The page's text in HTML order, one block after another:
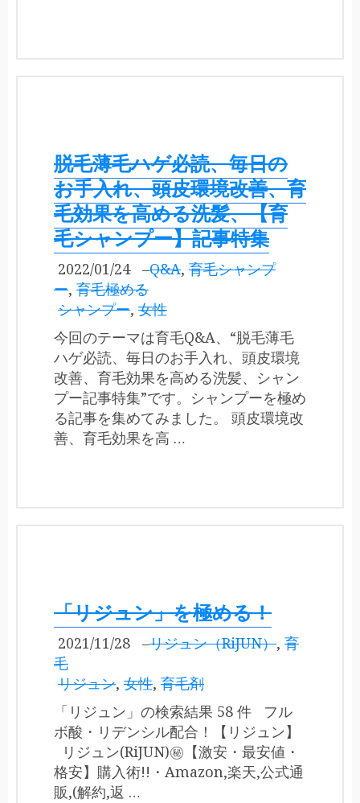
脱毛薄毛ハゲ必読、毎日の
お手入れ、頭皮環境改善、育
毛効果を高める洗髪、【育
毛シャンプー】記事特集
2022/01/24 –Q&A, 育毛シャンプ
ー, 育毛極める
シャンプー, 女性
今回のテーマは育毛Q&A、“脱毛薄毛
ハゲ必読、毎日のお手入れ、頭皮環境
改善、育毛効果を高める洗髪、シャン
プー記事特集”です。シャンプーを極め
る記事を集めてみました。 頭皮環境改
善、育毛効果を高 …
「リジュン」を極める！
2021/11/28 –リジュン（RiJUN）, 育
毛
リジュン, 女性, 育毛剤
「リジュン」の検索結果 58 件 フル
ボ酸・リデンシル配合！【リジュン】
リジュン(RiJUN)㊙【激安・最安値・
格安】購入術!!・Amazon,楽天,公式通
販,(解約,返 …